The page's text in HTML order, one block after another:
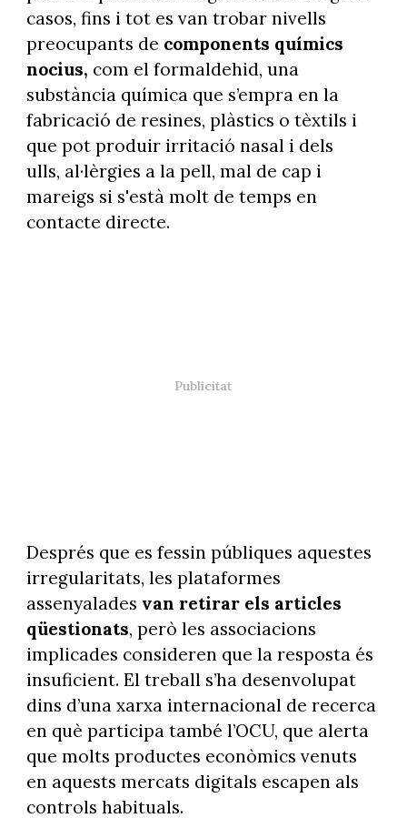
casos, fins i tot es van trobar nivells
preocupants de components químics
nocius, com el formaldehid, una
substància química que s’empra en la
fabricació de resines, plàstics o tèxtils i
que pot produir irritació nasal i dels
ulls, al·lèrgies a la pell, mal de cap i
mareigs si s'està molt de temps en
contacte directe.
Després que es fessin públiques aquestes
irregularitats, les plataformes
assenyalades van retirar els articles
qüestionats, però les associacions
implicades consideren que la resposta és
insuficient. El treball s’ha desenvolupat
dins d’una xarxa internacional de recerca
en què participa també l’OCU, que alerta
que molts productes econòmics venuts
en aquests mercats digitals escapen als
controls habituals.